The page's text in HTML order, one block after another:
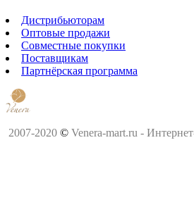
Дистрибьюторам
Оптовые продажи
Совместные покупки
Поставщикам
Партнёрская программа
2007-2020 © Venera-mart.ru -